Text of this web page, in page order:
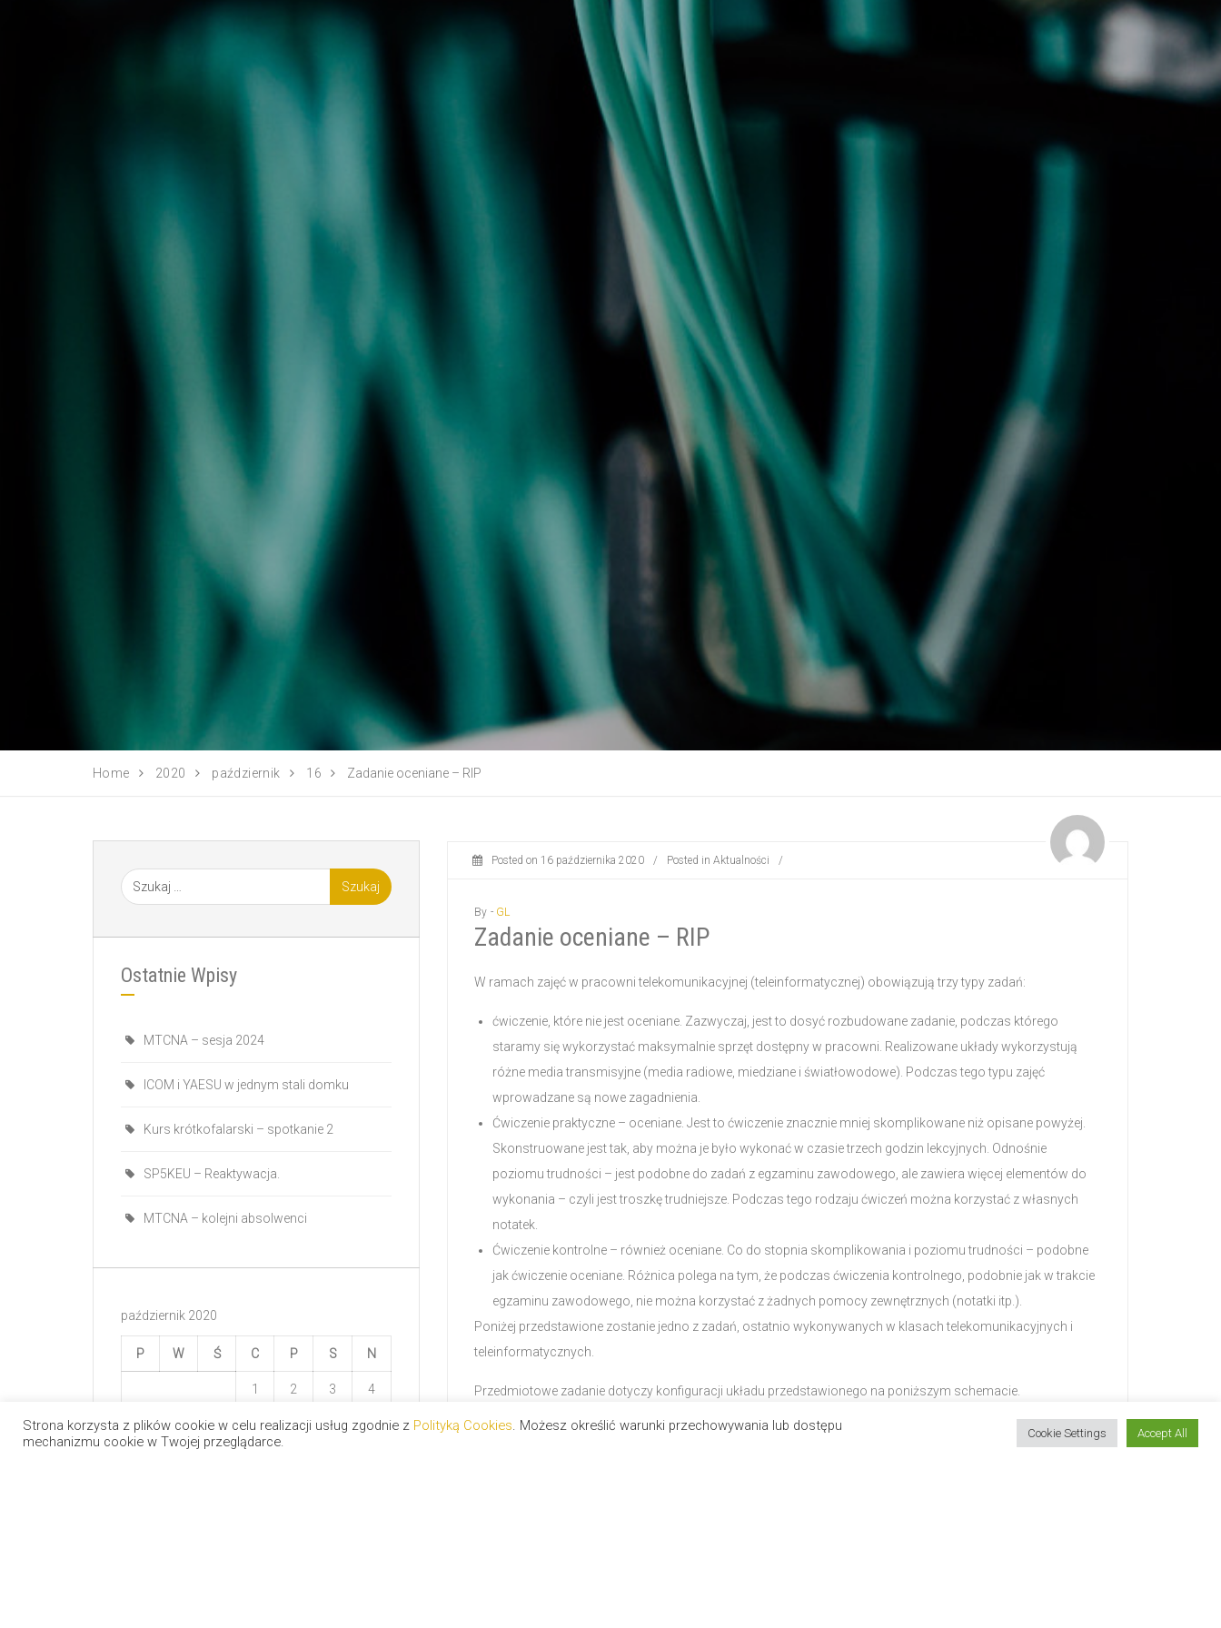
Home 2020 październik 16 Zadanie oceniane – RIP
Posted on 16 października 2020 / Posted in Aktualności /
By - GL
Zadanie oceniane – RIP
W ramach zajęć w pracowni telekomunikacyjnej (teleinformatycznej) obowiązują trzy typy zadań:
ćwiczenie, które nie jest oceniane. Zazwyczaj, jest to dosyć rozbudowane zadanie, podczas którego
staramy się wykorzystać maksymalnie sprzęt dostępny w pracowni. Realizowane układy wykorzystują
różne media transmisyjne (media radiowe, miedziane i światłowodowe). Podczas tego typu zajęć
wprowadzane są nowe zagadnienia.
Ćwiczenie praktyczne – oceniane. Jest to ćwiczenie znacznie mniej skomplikowane niż opisane powyżej.
Skonstruowane jest tak, aby można je było wykonać w czasie trzech godzin lekcyjnych. Odnośnie
poziomu trudności – jest podobne do zadań z egzaminu zawodowego, ale zawiera więcej elementów do
wykonania – czyli jest troszkę trudniejsze. Podczas tego rodzaju ćwiczeń można korzystać z własnych
notatek.
Ćwiczenie kontrolne – również oceniane. Co do stopnia skomplikowania i poziomu trudności – podobne
jak ćwiczenie oceniane. Różnica polega na tym, że podczas ćwiczenia kontrolnego, podobnie jak w trakcie
egzaminu zawodowego, nie można korzystać z żadnych pomocy zewnętrznych (notatki itp.).
Poniżej przedstawione zostanie jedno z zadań, ostatnio wykonywanych w klasach telekomunikacyjnych i
teleinformatycznych.
Przedmiotowe zadanie dotyczy konfiguracji układu przedstawionego na poniższym schemacie.
Ostatnie Wpisy
MTCNA – sesja 2024
ICOM i YAESU w jednym stali domku
Kurs krótkofalarski – spotkanie 2
SP5KEU – Reaktywacja.
MTCNA – kolejni absolwenci
październik 2020
P W Ś C P S N
1 2 3 4
5 6 7 8 9 10 11
Strona korzysta z plików cookie w celu realizacji usług zgodnie z Polityką Cookies . Możesz określić warunki przechowywania lub dostępu
mechanizmu cookie w Twojej przeglądarce.
Cookie Settings Accept All